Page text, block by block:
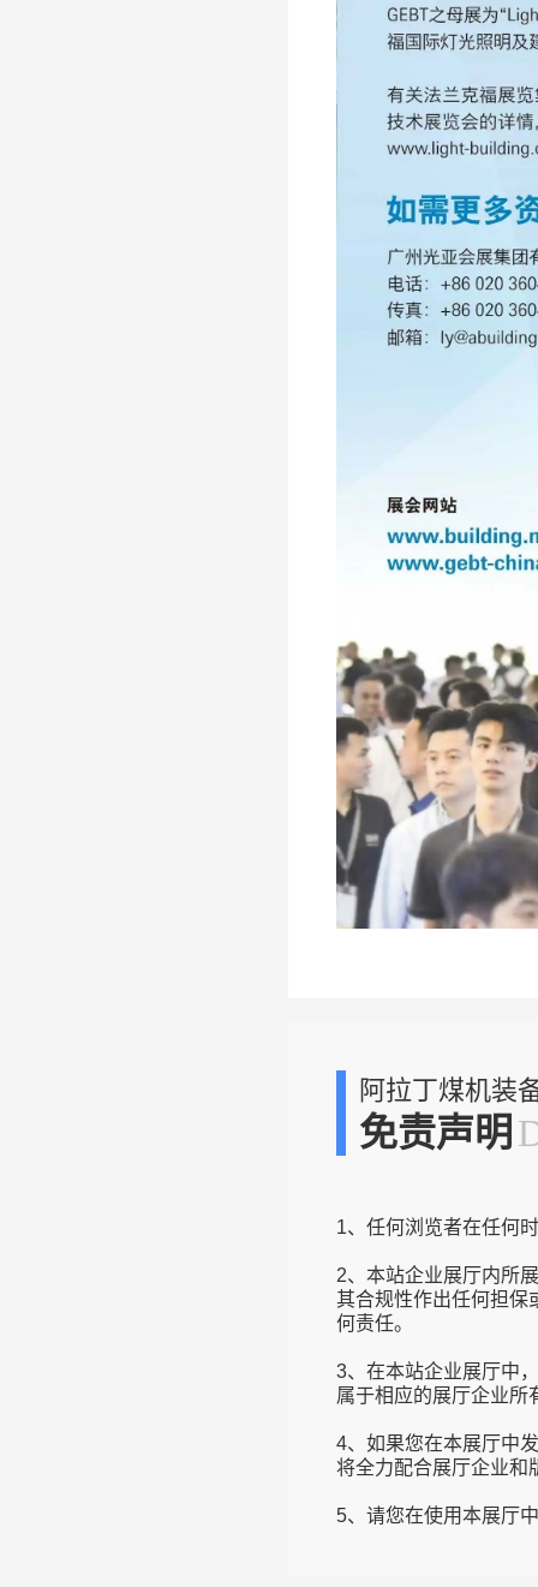
阿拉丁煤机装
免责声明
1、任何浏览者在任何
2、本站企业展厅内所
其合规性作出任何担保
何责任。
3、在本站企业展厅中
属于相应的展厅企业所
4、如果您在本展厅中
将全力配合展厅企业和